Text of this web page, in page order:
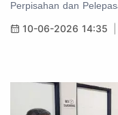
Perpisahan dan
10-06-2026 14:35